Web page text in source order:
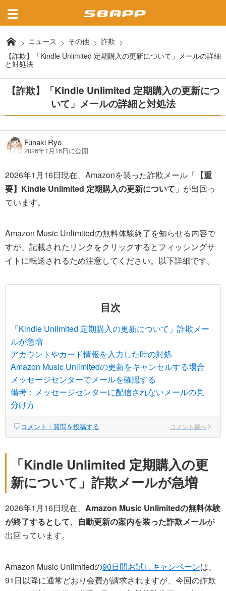
ニュース その他
詐欺
【詐欺】「Kindle Unlimited 定期購入の更新について」メールの詳細
と対処法
【詐欺】「Kindle Unlimited 定期購入の更新につ
いて」メールの詳細と対処法
Funaki Ryo
2026年1月16日に公開
2026年1月16日現在、Amazonを装った詐欺メール「 【重
要】Kindle Unlimited 定期購入の更新について 」が出回っ
ています。
Amazon Music Unlimitedの無料体験終了を知らせる内容で
すが、記載されたリンクをクリックするとフィッシングサ
イトに転送されるため注意してください。以下詳細です。
目次
「Kindle Unlimited 定期購入の更新について」詐欺メー
ルが急増
アカウントやカード情報を入力した時の対処
Amazon Music Unlimitedの更新をキャンセルする場合
メッセージセンターでメールを確認する
備考：メッセージセンターに配信されないメールの見
分け方
コメント・質問を投稿する コメント欄へ
「Kindle Unlimited 定期購入の更
新について」詐欺メールが急増
2026年1月16日現在、 Amazon Music Unlimitedの無料体験
が終了するとして、自動更新の案内を装った詐欺メールが
出回っています。
Amazon Music Unlimitedの90日間お試しキャンペーンは、
91日以降に通常どおり会費が請求されますが、今回の詐欺